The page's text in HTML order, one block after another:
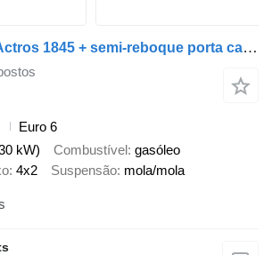
Mercedes-Benz Actros 1845 + semi-reboque porta carros
Euro 6
kW) Combustível gasóleo
4x2 Suspensão mola/mola